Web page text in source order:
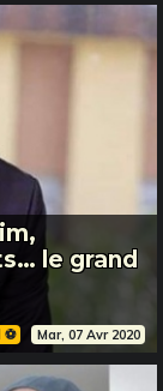
le grand
Mar, 07 Avr 2020